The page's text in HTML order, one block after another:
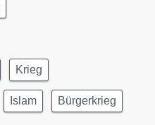
Krieg
Islam Bürgerkrieg